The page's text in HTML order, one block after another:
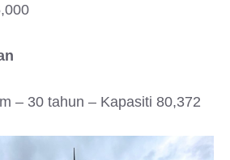
– 30 tahun – Kapasiti 80,372